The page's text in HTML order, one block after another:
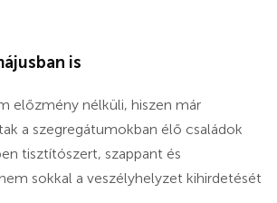
is
előzmény nélküli, hiszen már
a szegregátumokban élő családok
tisztítószert, szappant és
sokkal a veszélyhelyzet kihirdetését